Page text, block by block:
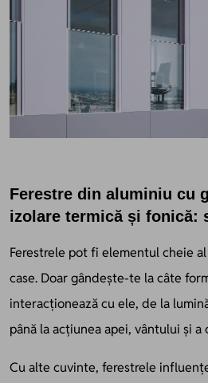
Ferestre din aluminiu cu
izolare termică și fonică:
Ferestrele pot fi elementul cheie
case. Doar gândește-te la câte
interacționează cu ele, de la
până la acțiunea apei, vântului și a
Cu alte cuvinte, ferestrele